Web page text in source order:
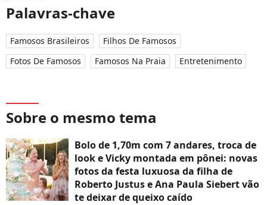
Palavras-chave
Famosos Brasileiros
Filhos De Famosos
Fotos De Famosos
Famosos Na Praia Entretenimento
Sobre o mesmo tema
Bolo de 1,70m com 7 andares, troca de
look e Vicky montada em pônei: novas
fotos da festa luxuosa da filha de
Roberto Justus e Ana Paula Siebert vão
te deixar de queixo caído